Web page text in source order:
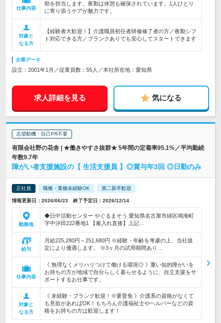
仕事内容
助を担当します。夜勤は休憩も確保されています。1人ひとり
に寄り添うケアが魅力です。
対象と
なる方
【経験者大歓迎！】介護職員初任者研修修了者の方／夜勤シフ
ト対応できる方／ブランクありでも安心してスタートできます
企業データ
設立：2001年1月／従業員数：55人／本社所在地：愛知県
求人詳細を見る 気になる
志望動機・自己PR不要
有限会社野の花舎 | ★働きやすさ抜群★ 5年間の定着率95.1%／平均勤続
年数9.7年
障がい者支援施設の【 生活支援員 】◎賞与年3回 ◎日勤のみ
正社員 職種・業種未経験OK 第二新卒歓迎
情報更新日：2026/06/23 終了予定日：2026/12/14
勤務地
◆日中活動センター やぐるまそう 愛知県名古屋市緑区鳴海町
字中汐田222番地1 【雇入れ直後】上記…
給与
月給225,280円～251,680円 ※経験・年齢を考慮の上、当社規
定により優遇します。 ※3ヶ月の試用期間あり…
仕事内容
《 無理なくメリハリつけて働ける環境◎ 》重い知的障がいを
お持ちの方が地域で自分らしく暮らせるように、自立支援をサ
ポートするお仕事です。
対象と
なる方
《 未経験・ブランク歓迎！※要普免 》介護系の資格がなくて
も意欲があればOK！もちろん介護福祉士やヘルパーなどの資
格をお持ちの方は歓迎します！